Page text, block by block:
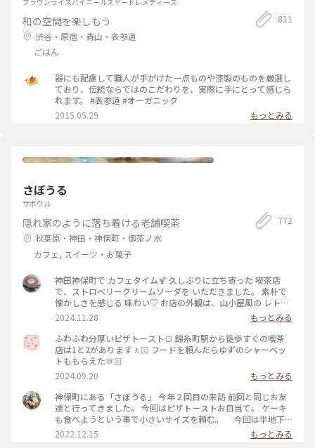
Ｌ’Ｓ ＹＡＲＤ ＲＥＭＥＤＩＥＳ
和の空間を楽しもう
渋谷・原宿・青山・表参道
ごはん
811
器にも配慮して職人が手がけた一点ものや漆製のものを厳選し
ており、伝統ならではのこだわりを、実際に手にとって感じら
れます。 #表参道 #オーガニック
2015.05.29
もっとみる
さぼうる
サボウル
隠れ家のように落ち着ける老舗喫茶
秋葉原・神田・神保町・御茶ノ水
カフェ, スイーツ・お菓子
772
神田神保町で カフェタイム🍹 久しぶりに立ち寄った 喫茶店
で、ストロベリークリームソーダを いただきました。 素朴で
懐かしさを感じる 味わい♡ お店の外観は、山小屋風の レトロ
な佇まい、 ダイヤル式の 赤電話も 懐かしい♡ (この赤電話、
今でも現役らしいのですが、確かなところは不明です) 店内
も、小スペースながら 落ち着いた雰囲気、一人でまったりす
るのには、心地よい場所です。 開業したのは、約70年前なの
だそう。 創業当時から 受け継がれた 数々のメニューは、今も
健在、今回 いただいた クリームソーダも、その中のひとつで
す。 最近、あちらこちらで 目にするようになった カラフルな
クリームソーダは、こちらのお店から 始まったのだとか。 何
とも、歴史を感じさせてくれます。 コーヒーをいただくつもり
でしたが、この日は 気温が高く、冷たい飲み物で 季節外れの
クールダウン💦 これで、クリームソーダは、飲み納めかなぁ…
なんて思いながら、ゆっくりと味わって いただきました。 #カ
2024.11.28
もっとみる
ふわふわ分厚いピザトースト🍞 錦糸町駅から徒歩すぐの喫茶
店は1と2があります🚶🏻 フードを頼んだらゆずのシャーベッ
トももらえた🫶🏻
2024.09.20
もっとみる
神保町にある「さぼうる」 今年２回目の来訪 前回と同じお友
達と行ってきました。 今回はピザトーストお目当て。 ケーキ
も食べようという事で小さいサイズを頼む。 今回は半地下
の席に通されて。 場所も駅前、老舗有名店だけあって、平日な
のに ひっきりなしに来客が。混雑してました。 お口なおしに
2022.12.15 もっとみる